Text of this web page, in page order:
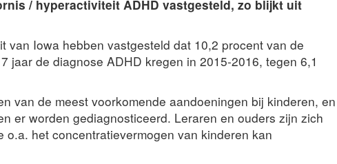
/ hyperactiviteit ADHD vastgesteld, zo blijkt uit
van Iowa hebben vastgesteld dat 10,2 procent van de
jaar de diagnose ADHD kregen in 2015-2016, tegen 6,1
van de meest voorkomende aandoeningen bij kinderen, en
er worden gediagnosticeerd. Leraren en ouders zijn zich
o.a. het concentratievermogen van kinderen kan